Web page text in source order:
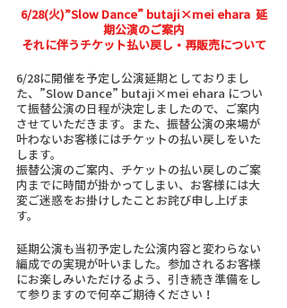
6/28(火)”Slow Dance” butaji×mei ehara  延
期公演のご案内
それに伴うチケット払い戻し・再販売について
6/28に開催を予定し公演延期としておりまし
た、”Slow Dance” butaji×mei ehara につい
て振替公演の日程が決定しましたので、ご案内
させていただきます。また、振替公演の来場が
叶わないお客様にはチケットの払い戻しをいた
します。
振替公演のご案内、チケットの払い戻しのご案
内までに時間が掛かってしまい、お客様には大
変ご迷惑をお掛けしたことお詫び申し上げま
す。
延期公演も当初予定した公演内容と変わらない
編成での実現が叶いました。参加されるお客様
にお楽しみいただけるよう、引き続き準備をし
て参りますので何卒ご期待ください！